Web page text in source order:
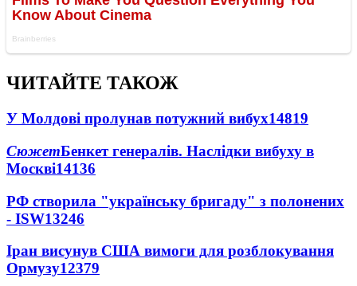
ЧИТАЙТЕ ТАКОЖ
У Молдові пролунав потужний вибух14819
СюжетБенкет генералів. Наслідки вибуху в
Москві14136
РФ створила "українську бригаду" з полонених
- ISW13246
Іран висунув США вимоги для розблокування
Ормузу12379